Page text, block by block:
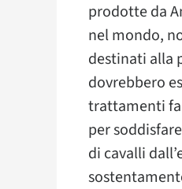
prodotte da
nel mondo,
destinati alla
dovrebbero
trattamenti
per
di cavalli